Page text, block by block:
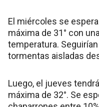
El miércoles se
máxima de 31° con
temperatura.
tormentas aisladas
Luego, el jueves
máxima de 32°. Se